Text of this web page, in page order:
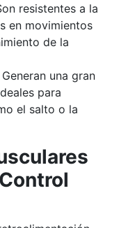
resistentes a la
en movimientos
de la
Generan una gran
para
el salto o la